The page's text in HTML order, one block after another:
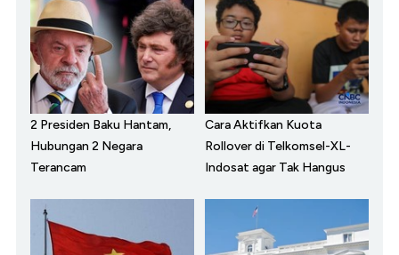
2 Presiden Baku Hantam,
Hubungan 2 Negara
Terancam
Cara Aktifkan Kuota
Rollover di Telkomsel-XL-
Indosat agar Tak Hangus